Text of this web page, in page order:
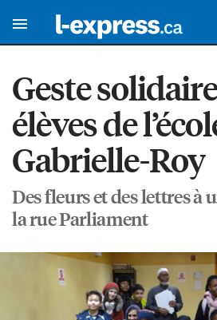
Geste
élèves de
Gabrielle-Roy
Des fleurs et des lettres à
la rue Parliament